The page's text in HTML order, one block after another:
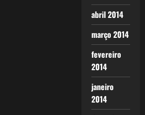
abril 2014
março 2014
fevereiro
2014
janeiro
2014